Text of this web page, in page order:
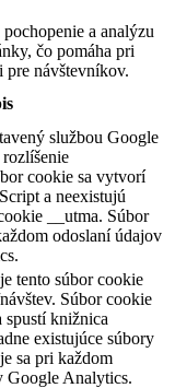
a analýzu
čo pomáha pri
pre návštevníkov.
službou Google
cookie sa vytvorí
a neexistujú
__utma. Súbor
odoslaní údajov
tento súbor cookie
Súbor cookie
spustí knižnica
existujúce súbory
sa pri každom
Google Analytics.